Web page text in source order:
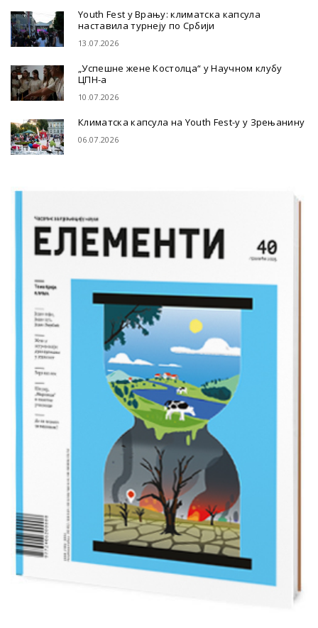
Youth Fest у Врању: климатска капсула
наставила турнеју по Србији
13.07.2026
„Успешне жене Костолца“ у Научном клубу
ЦПН-а
10.07.2026
Климатска капсула на Youth Fest-у у Зрењанину
06.07.2026